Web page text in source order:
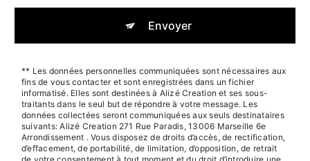
Envoyer
** Les données personnelles communiquées sont nécessaires aux
fins de vous contacter et sont enregistrées dans un fichier
informatisé. Elles sont destinées à Alizé Creation et ses sous-
traitants dans le seul but de répondre à votre message. Les
données collectées seront communiquées aux seuls destinataires
suivants: Alizé Creation 271 Rue Paradis, 13006 Marseille 6e
Arrondissement . Vous disposez de droits d’accès, de rectification,
d’effacement, de portabilité, de limitation, d’opposition, de retrait